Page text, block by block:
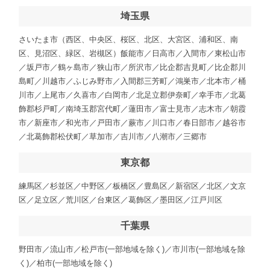
埼玉県
さいたま市（西区、中央区、桜区、北区、大宮区、浦和区、南
区、見沼区、緑区、岩槻区）飯能市／日高市／入間市／東松山市
／坂戸市／鶴ヶ島市／狭山市／所沢市／比企郡吉見町／比企郡川
島町／川越市／ふじみ野市／入間郡三芳町／鴻巣市／北本市／桶
川市／上尾市／久喜市／白岡市／北足立郡伊奈町／幸手市／北葛
飾郡杉戸町／南埼玉郡宮代町／蓮田市／富士見市／志木市／朝霞
市／新座市／和光市／戸田市／蕨市／川口市／春日部市／越谷市
／北葛飾郡松伏町／草加市／吉川市／八潮市／三郷市
東京都
練馬区／杉並区／中野区／板橋区／豊島区／新宿区／北区／文京
区／足立区／荒川区／台東区／葛飾区／墨田区／江戸川区
千葉県
野田市／流山市／松戸市(一部地域を除く)／市川市(一部地域を除
く)／柏市(一部地域を除く)